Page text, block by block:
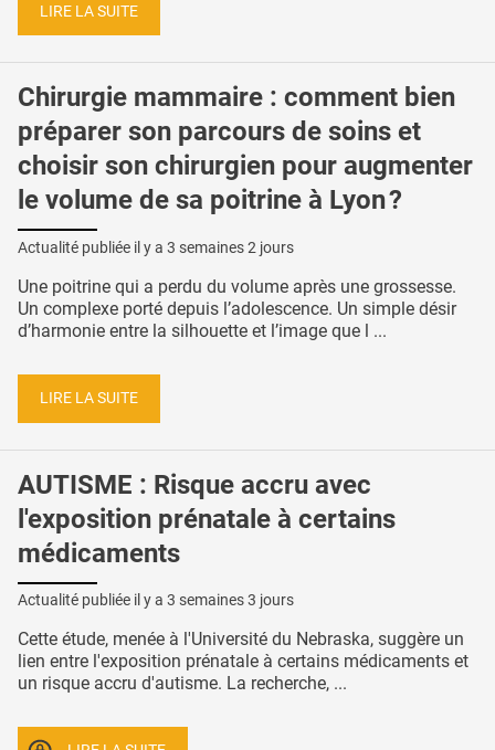
LIRE LA SUITE
Chirurgie mammaire : comment bien
préparer son parcours de soins et
choisir son chirurgien pour augmenter
le volume de sa poitrine à Lyon ?
Actualité publiée il y a 3 semaines 2 jours
Une poitrine qui a perdu du volume après une grossesse.
Un complexe porté depuis l’adolescence. Un simple désir
d’harmonie entre la silhouette et l’image que l ...
LIRE LA SUITE
AUTISME : Risque accru avec
l'exposition prénatale à certains
médicaments
Actualité publiée il y a 3 semaines 3 jours
Cette étude, menée à l'Université du Nebraska, suggère un
lien entre l'exposition prénatale à certains médicaments et
un risque accru d'autisme. La recherche, ...